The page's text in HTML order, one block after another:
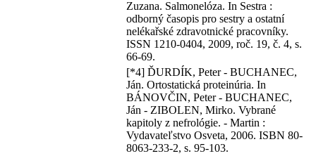
Zuzana. Salmonelóza. In Sestra :
odborný časopis pro sestry a ostatní
nelékařské zdravotnické pracovníky.
ISSN 1210-0404, 2009, roč. 19, č. 4, s.
66-69.
[*4] ĎURDÍK, Peter - BUCHANEC,
Ján. Ortostatická proteinúria. In
BÁNOVČIN, Peter - BUCHANEC,
Ján - ZIBOLEN, Mirko. Vybrané
kapitoly z nefrológie. - Martin :
Vydavateľstvo Osveta, 2006. ISBN 80-
8063-233-2, s. 95-103.